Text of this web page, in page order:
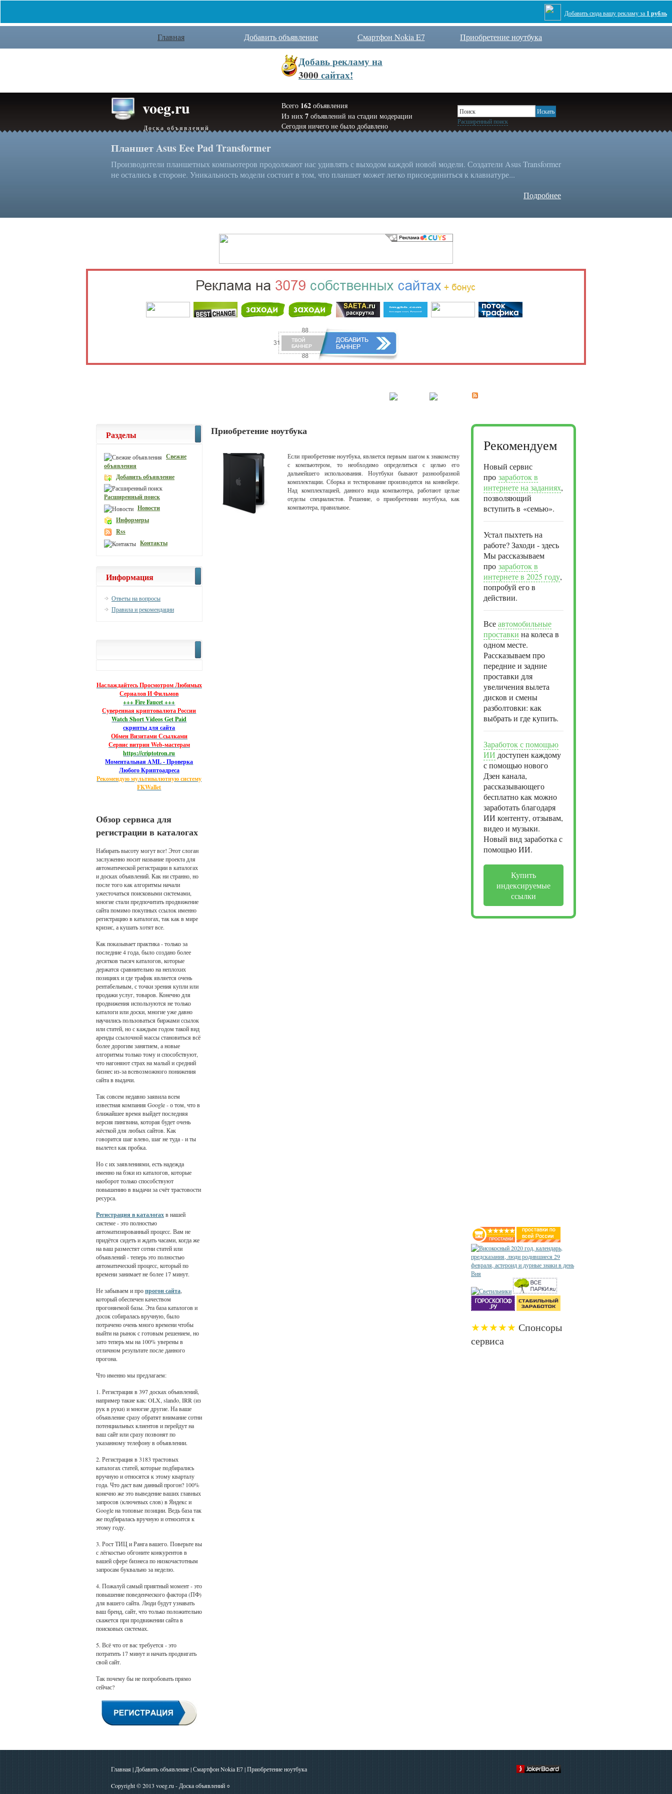
Добавить сюда вашу рекламу за 1 рубль
Главная Добавить объявление Смартфон Nokia E7 Приобретение ноутбука
Добавьрекламу на
3000 сайтах!
voeg.ru
Доска объявлений
Расширенный поиск
Всего 162 объявления
Из них 7 объявлений на стадии модерации
Сегодня ничего не было добавлено
Планшет Asus Eee Pad Transformer
Производители планшетных компьютеров продолжают нас удивлять с выходом каждой новой модели. Создатели Asus Transformer
не остались в стороне. Уникальность модели состоит в том, что планшет может легко присоединиться к клавиатуре...
Подробнее
Приобретение ноутбука
Если приобретение ноутбука, является первым шагом к знакомству
с компьютером, то необходимо определиться с целью его
дальнейшего использования. Ноутбуки бывают разнообразной
комплектации. Сборка и тестирование производится на конвейере.
Над комплектацией, данного вида компьютера, работают целые
отделы специалистов. Решение, о приобретении ноутбука, как
компьютера, правильное.
Разделы
Свежие
объявления
Добавить объявление
Расширенный поиск
Новости
Информеры
Rss
Контакты
Информация
Ответы на вопросы
Правила и рекомендации
Наслаждайтесь Просмотром Любимых
Сериалов И Фильмов
+++ Fire Faucet +++
Суверенная криптовалюта России
Watch Short Videos Get Paid
скрипты для сайта
Обмен Визитами Ссылками
Сервис витрин Web-мастерам
https://criptotron.ru
Моментальная AML - Проверка
Любого Криптоадреса
Рекомендую мультивалютную систему
FKWallet
Обзор сервиса для
регистрации в каталогах
Набирать высоту могут все! Этот слоган
заслуженно носит название проекта для
автоматической регистрации в каталогах
и досках объявлений. Как ни странно, но
после того как алгоритмы начали
ужесточаться поисковыми системами,
многие стали предпочитать продвижение
сайта помимо покупных ссылок именно
регистрацию в каталогах, так как в мире
кризис, а кушать хотят все.
Как показывает практика - только за
последние 4 года, было создано более
десятков тысяч каталогов, которые
держатся сравнительно на неплохих
позициях и где трафик является очень
рентабельным, с точки зрения купли или
продажи услуг, товаров. Конечно для
продвижения используются не только
каталоги или доски, многие уже давно
научились пользоваться биржами ссылок
или статей, но с каждым годом такой вид
аренды ссылочной массы становиться всё
более дорогим занятием, а новые
алгоритмы только тому и способствуют,
что нагоняют страх на малый и средний
бизнес из-за всевозможного понижения
сайта в выдачи.
Так совсем недавно заявила всем
известная компания Google - о том, что в
ближайшее время выйдет последняя
версия пингвина, которая будет очень
жёсткой для любых сайтов. Как
говорится шаг влево, шаг не туда - и ты
вылетел как пробка.
Но с их заявлениями, есть надежда
именно на бэки из каталогов, которые
наоборот только способствуют
повышению в выдачи за счёт трастовости
ресурса.
Регистрация в каталогахв нашей
системе - это полностью
автоматизированный процесс. Вам не
придётся сидеть и ждать часами, когда же
на ваш разместят сотни статей или
объявлений - теперь это полностью
автоматический процесс, который по
времени занимает не более 17 минут.
Не забываем и пропрогон сайта,
который обеспечен качеством
прогоняемой базы. Эта база каталогов и
досок собиралась вручную, было
потрачено очень много времени чтобы
выйти на рынок с готовым решением, но
зато теперь мы на 100% уверены в
отличном результате после данного
прогона.
Что именно мы предлагаем:
1. Регистрация в 397 досках объявлений,
например такие как: OLX, slando, IRR (из
рук в руки) и многие другие. На ваше
объявление сразу обратят внимание сотни
потенциальных клиентов и перейдут на
ваш сайт или сразу позвонят по
указанному телефону в объявлении.
2. Регистрация в 3183 трастовых
каталогах статей, которые подбирались
вручную и относятся к этому кварталу
года. Что даст вам данный прогон? 100%
конечно же это выведение ваших главных
запросов (ключевых слов) в Яндекс и
Google на топовые позиции. Ведь база так
же подбиралась вручную и относится к
этому году.
3. Рост ТИЦ и Ранга вашего. Поверьте вы
с лёгкостью обгоните конкурентов в
вашей сфере бизнеса по низкочастотным
запросам буквально за неделю.
4. Пожалуй самый приятный момент - это
повышение поведенческого фактора (ПФ)
для вашего сайта. Люди будут узнавать
ваш бренд, сайт, что только положительно
скажется при продвижении сайта в
поисковых системах.
5. Всё что от вас требуется - это
потратить 17 минут и начать продвигать
свой сайт.
Так почему бы не попробовать прямо
сейчас?
Рекомендуем
Новый сервис
про заработок в
интернете на заданиях,
позволяющий
вступить в «семью».
Устал пыхтеть на
работе? Заходи - здесь
Мы рассказываем
про заработок в
интернете в 2025 году,
попробуй его в
действии.
Всеавтомобильные
проставки на колеса в
одном месте.
Рассказываем про
передние и задние
проставки для
увеличения вылета
дисков и смены
разболтовки: как
выбрать и где купить.
Заработок с помощью
ИИ доступен каждому
с помощью нового
Дзен канала,
рассказывающего
бесплатно как можно
заработать благодаря
ИИ контенту, отзывам,
видео и музыки.
Новый вид заработка с
помощью ИИ.
Купить
индексируемые
ссылки
★★★★★ Спонсоры
сервиса
Главная|Добавить объявление|Смартфон Nokia E7|Приобретение ноутбука
Copyright © 2013 voeg.ru - Доска объявлений ○